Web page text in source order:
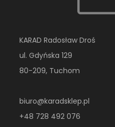
KARAD Radosław Droś
ul. Gdyńska 129
80-209, Tuchom
biuro@karadsklep.pl
+48 728 492 076